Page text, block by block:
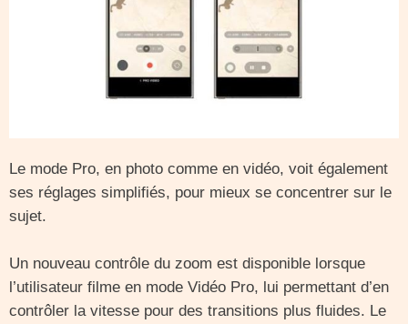
Le mode Pro, en photo comme en vidéo, voit également
ses réglages simplifiés, pour mieux se concentrer sur le
sujet.
Un nouveau contrôle du zoom est disponible lorsque
l’utilisateur filme en mode Vidéo Pro, lui permettant d’en
contrôler la vitesse pour des transitions plus fluides. Le